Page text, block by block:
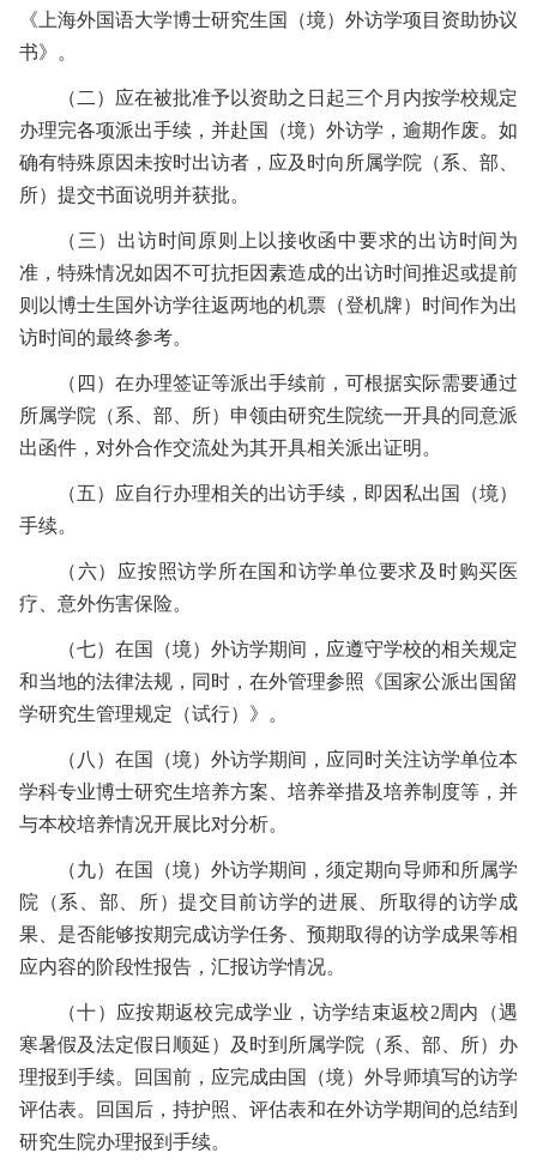
《上海外国语大学博士研究生国（境）外访学项目资助协议
书》。
（二） 应在被批准予以资助之日起三个月内按学校规定
办理完各项派出手续，并赴国（境）外访学，逾期作废。如
确有特殊原因未按时出访者，应及时向所属学院（系、部、
所）提交书面说明并获批。
（三） 出访时间原则上以接收函中要求的出访时间为
准，特殊情况如因不可抗拒因素造成的出访时间推迟或提前
则以博士生国外访学往返两地的机票（登机牌）时间作为出
访时间的最终参考。
（四） 在办理签证等派出手续前，可根据实际需要通过
所属学院（系、部、所）申领由研究生院统一开具的同意派
出函件，对外合作交流处为其开具相关派出证明。
（五） 应自行办理相关的出访手续，即因私出国（境）
手续。
（六） 应按照访学所在国和访学单位要求及时购买医
疗、意外伤害保险。
（七） 在国（境）外访学期间，应遵守学校的相关规定
和当地的法律法规，同时，在外管理参照《国家公派出国留
学研究生管理规定（试行）》。
（八） 在国（境）外访学期间，应同时关注访学单位本
学科专业博士研究生培养方案、培养举措及培养制度等，并
与本校培养情况开展比对分析。
（九） 在国（境）外访学期间，须定期向导师和所属学
院（系、部、所）提交目前访学的进展、所取得的访学成
果、是否能够按期完成访学任务、预期取得的访学成果等相
应内容的阶段性报告，汇报访学情况。
（十） 应按期返校完成学业，访学结束返校2周内（遇
寒暑假及法定假日顺延）及时到所属学院（系、部、所）办
理报到手续。回国前，应完成由国（境）外导师填写的访学
评估表。回国后，持护照、评估表和在外访学期间的总结到
研究生院办理报到手续。